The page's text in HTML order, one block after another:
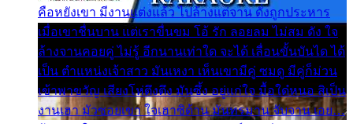
คือหยังเขา มีงานแต่งแล้ว ไปล้างแต่จาน ดั่งถูกประหาร
เมื่อเขาชื่นบาน แต่เราขื่นขม โอ้ รัก ลอยลม ไม่สม ดัง ใจ
ล้างจานคอยคู่ ไม่รู้ อีกนานเท่าใด จะได้ เลื่อนขั้นบันได ได้
เป็น ตำแหน่งเจ้าสาว มันเหงา เห็นเขามีคู่ ซมดู มีคู่ก็ม่วน
เข้าพาขวัญ เสียงโห่ตึงตึง มันซึ้ง อยู่แก่ใจ มื้อใด๋หนอ สิเป็น
งานเฮา มัวซอยเขา ใจเฮาซิด้าน มันทรมาน จับจาน เอย…